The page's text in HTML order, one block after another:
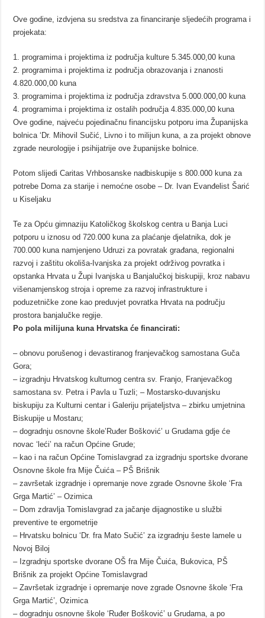
Ove godine, izdvjena su sredstva za financiranje sljedećih programa i
projekata:
1. programima i projektima iz područja kulture 5.345.000,00 kuna
2. programima i projektima iz područja obrazovanja i znanosti
4.820.000,00 kuna
3. programima i projektima iz područja zdravstva 5.000.000,00 kuna
4. programima i projektima iz ostalih područja 4.835.000,00 kuna
Ove godine, najveću pojedinačnu financijsku potporu ima Županijska
bolnica ‘Dr. Mihovil Sučić, Livno i to milijun kuna, a za projekt obnove
zgrade neurologije i psihijatrije ove županijske bolnice.
Potom slijedi Caritas Vrhbosanske nadbiskupije s 800.000 kuna za
potrebe Doma za starije i nemoćne osobe – Dr. Ivan Evanđelist Šarić
u Kiseljaku
Te za Opću gimnaziju Katoličkog školskog centra u Banja Luci
potporu u iznosu od 720.000 kuna za plaćanje djelatnika, dok je
700.000 kuna namjenjeno Udruzi za povratak građana, regionalni
razvoj i zaštitu okoliša-Ivanjska za projekt održivog povratka i
opstanka Hrvata u Župi Ivanjska u Banjalučkoj biskupiji, kroz nabavu
višenamjenskog stroja i opreme za razvoj infrastrukture i
poduzetničke zone kao preduvjet povratka Hrvata na području
prostora banjalučke regije.
Po pola milijuna kuna Hrvatska će financirati:
– obnovu porušenog i devastiranog franjevačkog samostana Guča
Gora;
– izgradnju Hrvatskog kulturnog centra sv. Franjo, Franjevačkog
samostana sv. Petra i Pavla u Tuzli; – Mostarsko-duvanjsku
biskupiju za Kulturni centar i Galeriju prijateljstva – zbirku umjetnina
Biskupije u Mostaru;
– dogradnju osnovne škole’Ruđer Bošković’ u Grudama gdje će
novac ‘leći’ na račun Općine Grude;
– kao i na račun Općine Tomislavgrad za izgradnju sportske dvorane
Osnovne škole fra Mije Čuića – PŠ Brišnik
– završetak izgradnje i opremanje nove zgrade Osnovne škole ‘Fra
Grga Martić’ – Ozimica
– Dom zdravlja Tomislavgrad za jačanje dijagnostike u službi
preventive te ergometrije
– Hrvatsku bolnicu ‘Dr. fra Mato Sučić’ za izgradnju šeste lamele u
Novoj Biloj
– Izgradnju sportske dvorane OŠ fra Mije Čuića, Bukovica, PŠ
Brišnik za projekt Općine Tomislavgrad
– Završetak izgradnje i opremanje nove zgrade Osnovne škole ‘Fra
Grga Martić’, Ozimica
– dogradnju osnovne škole ‘Ruđer Bošković’ u Grudama, a po